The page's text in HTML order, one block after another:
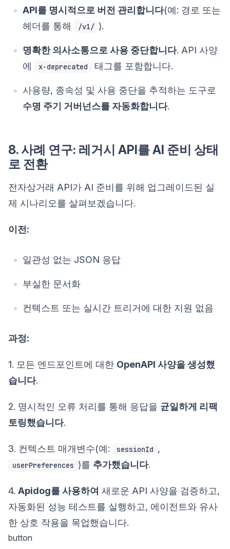
API를 명시적으로 버전 관리합니다(예: 경로 또는
헤더를 통해
/v1/ ).
명확한 의사소통으로 사용 중단합니다. API 사양
에
x-deprecated 태그를 포함합니다.
사용량, 종속성 및 사용 중단을 추적하는 도구로
수명 주기 거버넌스를 자동화합니다.
8. 사례 연구: 레거시 API를 AI 준비 상태
로 전환
전자상거래 API가 AI 준비를 위해 업그레이드된 실
제 시나리오를 살펴보겠습니다.
이전:
일관성 없는 JSON 응답
부실한 문서화
컨텍스트 또는 실시간 트리거에 대한 지원 없음
과정:
1. 모든 엔드포인트에 대한 OpenAPI 사양을 생성했
습니다.
2. 명시적인 오류 처리를 통해 응답을 균일하게 리팩
토링했습니다.
3. 컨텍스트 매개변수(예: sessionId ,
userPreferences )를 추가했습니다.
4. Apidog를 사용하여 새로운 API 사양을 검증하고,
자동화된 성능 테스트를 실행하고, 에이전트와 유사
한 상호 작용을 목업했습니다.
button